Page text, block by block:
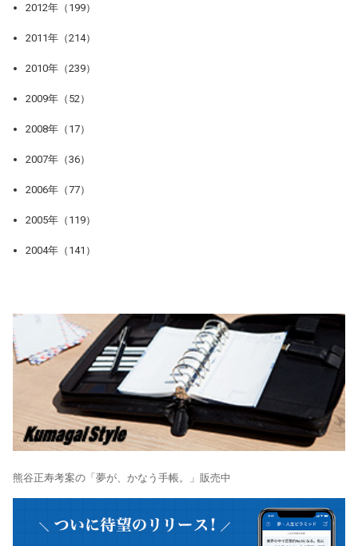
2012年（199）
2011年（214）
2010年（239）
2009年（52）
2008年（17）
2007年（36）
2006年（77）
2005年（119）
2004年（141）
熊谷正寿考案の「夢が、かなう手帳。」販売中